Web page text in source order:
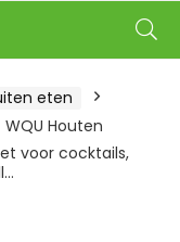
eten
WQU Houten
voor cocktails,